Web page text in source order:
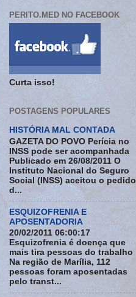
PERITO.MED NO FACEBOOK
Curta isso!
POSTAGENS POPULARES
HISTÓRIA MAL CONTADA
GAZETA DO POVO Perícia no
INSS pode ser acompanhada
Publicado em 26/08/2011 O
Instituto Nacional do Seguro
Social (INSS) aceitou o pedido
d...
ESQUIZOFRENIA E
APOSENTADORIA
20/02/2011 06:00:17
Esquizofrenia é doença que
mais tira pessoas do trabalho
Na região de Marília, 112
pessoas foram aposentadas
pelo transt...